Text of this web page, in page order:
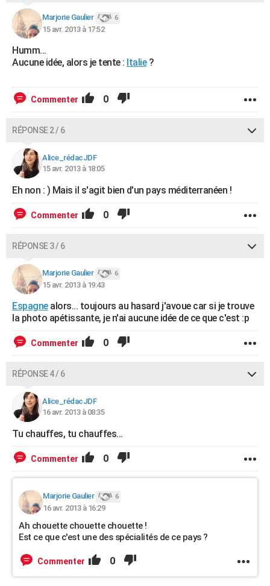
Marjorie Gaulier 6
15 avr. 2013 à 17:52
Humm...
Aucune idée, alors je tente : Italie?
Commenter 0
RÉPONSE 2 / 6
Alice_rédacJDF
15 avr. 2013 à 18:05
Eh non : ) Mais il s'agit bien d'un pays méditerranéen !
Commenter 0
RÉPONSE 3 / 6
Marjorie Gaulier 6
15 avr. 2013 à 19:43
Espagnealors... toujours au hasard j'avoue car si je trouve
la photo apétissante, je n'ai aucune idée de ce que c'est :p
Commenter 0
RÉPONSE 4 / 6
Alice_rédacJDF
16 avr. 2013 à 08:35
Tu chauffes, tu chauffes...
Commenter 0
Marjorie Gaulier 6
16 avr. 2013 à 16:29
Ah chouette chouette chouette !
Est ce que c'est une des spécialités de ce pays ?
Commenter 0